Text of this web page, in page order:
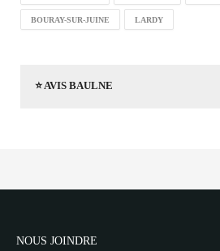
BOURAY-SUR-JUINE LARDY
⭐ AVIS BAULNE
NOUS JOINDRE